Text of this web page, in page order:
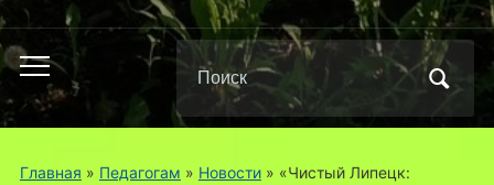
Переключить
мобильное
меню
Поиск
по:
Главная » Педагогам » Новости» «Чистый Липецк: